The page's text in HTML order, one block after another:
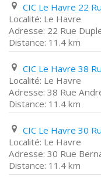
CIC Le Havre 22
Le Havre
22 Rue
11.4 km
CIC Le Havre 38
Le Havre
38 Rue
11.4 km
Le Havre
30 Rue
11.4 km